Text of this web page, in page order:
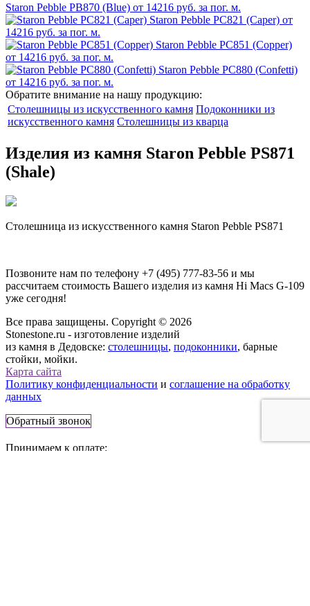
Staron Pebble PB870 (Blue) от 14216 руб. за пог. м.
Staron Pebble PC821 (Caper) от
14216 руб. за пог. м.
Staron Pebble PC851 (Copper)
от 14216 руб. за пог. м.
Staron Pebble PC880 (Confetti)
от 14216 руб. за пог. м.
Обратите внимание на нашу продукцию:
Столешницы из искусственного камня Подоконники из
искусственного камня Столешницы из кварца
Изделия из камня Staron Pebble PS871
(Shale)
Столешница из искусственного камня Staron Pebble PS871
Позвоните нам по телефону +7 (495) 777-83-56 и мы
рассчитаем стоимость Вашего изделия из камня Hi Macs G-109
уже сегодня!
Все права защищены. Copyright © 2026
Stonestone.ru - изготовление изделий
из камня в Дедовске: столешницы, подоконники, барные
стойки, мойки.
Карта сайта
Политику конфиденциальности и соглашение на обработку
данных
Обратный звонок
Принимаем к оплате: